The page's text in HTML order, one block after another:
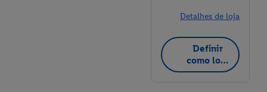
Detalhes de loja
Definir
como loja
favorita